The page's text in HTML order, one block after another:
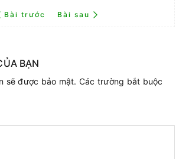
Bài trước Bài sau
BẠN
sẽ được bảo mật. Các trường bắt buộc